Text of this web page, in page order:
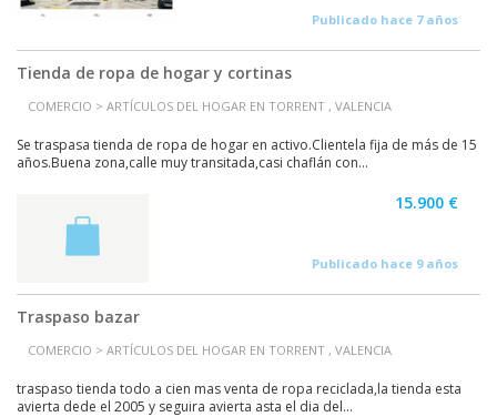
Publicado hace 7 años
Tienda de ropa de hogar y cortinas
COMERCIO > ARTÍCULOS DEL HOGAR EN TORRENT , VALENCIA
Se traspasa tienda de ropa de hogar en activo.Clientela fija de más de 15
años.Buena zona,calle muy transitada,casi chaflán con...
15.900 €
Publicado hace 9 años
Traspaso bazar
COMERCIO > ARTÍCULOS DEL HOGAR EN TORRENT , VALENCIA
traspaso tienda todo a cien mas venta de ropa reciclada,la tienda esta
avierta dede el 2005 y seguira avierta asta el dia del...